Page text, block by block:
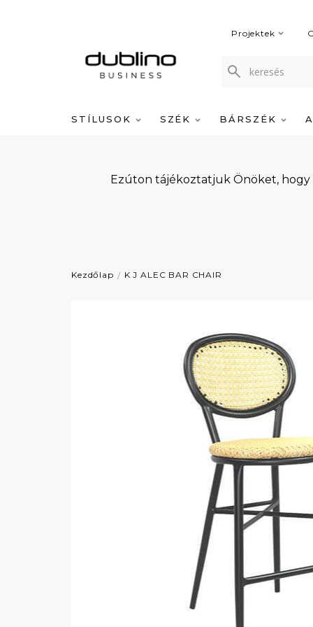
Projektek
STÍLUSOK SZÉK BÁRSZÉK
Ezúton tájékoztatjuk Önöket, hogy
Kezdőlap K J ALEC BAR CHAIR